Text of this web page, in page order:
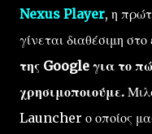
Nexus Player, η
γίνεται διαθέσιμη
της Google για το
χρησιμοποιούμε.
Launcher ο οποίος